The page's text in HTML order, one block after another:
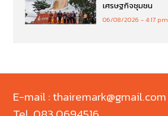
เศรษฐกิจชุมชน
06/08/2026 4:17 pm
E-mail : thairemark@gmail.com